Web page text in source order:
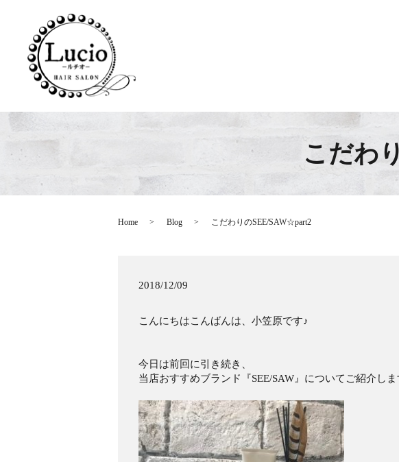
こだわ
Home Blog こだわりのSEE/SAW☆part2
2018/12/09
こんにちはこんばんは、小笠原です♪
今日は前回に引き続き、
当店おすすめブランド『SEE/SAW』についてご紹介しま